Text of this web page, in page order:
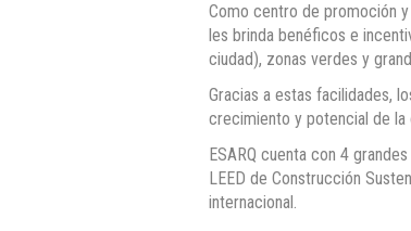
Como centro de promoción
les brinda benéficos e
ciudad), zonas verdes y
Gracias a estas facilidades,
crecimiento y potencial de la
ESARQ cuenta con 4
LEED de Construcción
internacional.